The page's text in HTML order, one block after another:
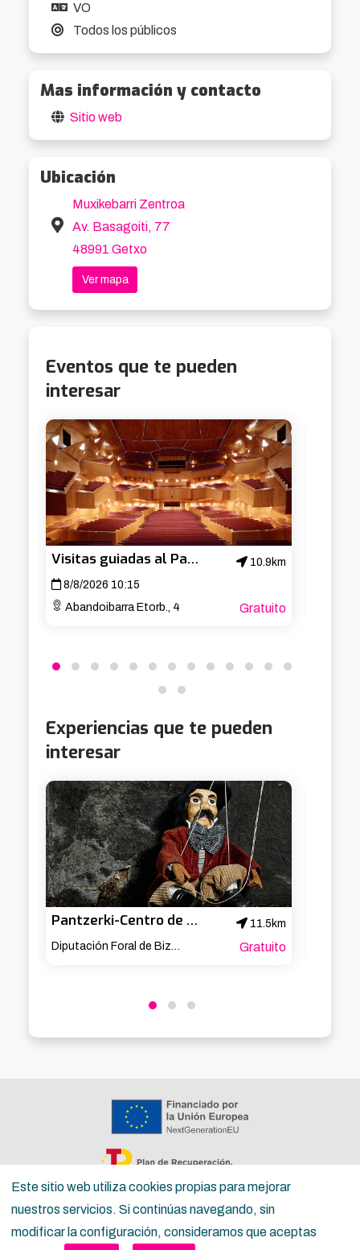
Este sitio web utiliza cookies propias para mejorar
nuestros servicios. Si continúas navegando, sin
modificar la configuración, consideramos que aceptas
VO
Todos los públicos
Mas información y contacto
Sitio web
Ubicación
Muxikebarri Zentroa
Av. Basagoiti, 77
48991 Getxo
Ver mapa
Eventos que te pueden
interesar
Visitas guiadas al Palacio Euskalduna
10.9km
8/8/2026 10:15
Abandoibarra Etorb., 4
Gratuito
Experiencias que te pueden
interesar
Pantzerki-Centro de documentación de títeres de Bilbao
11.5km
Diputación Foral de Bizkaia
Gratuito
Copyright ©Inguru 2026
Política de privacidad
Términos del servicio para la ciudadanía Términos